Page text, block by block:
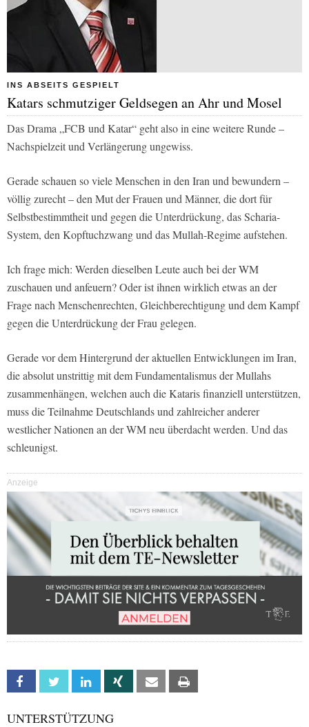
INS ABSEITS GESPIELT
Katars schmutziger Geldsegen an Ahr und Mosel
Das Drama „FCB und Katar“ geht also in eine weitere Runde –
Nachspielzeit und Verlängerung ungewiss.
Gerade schauen so viele Menschen in den Iran und bewundern –
völlig zurecht – den Mut der Frauen und Männer, die dort für
Selbstbestimmtheit und gegen die Unterdrückung, das Scharia-
System, den Kopftuchzwang und das Mullah-Regime aufstehen.
Ich frage mich: Werden dieselben Leute auch bei der WM
zuschauen und anfeuern? Oder ist ihnen wirklich etwas an der
Frage nach Menschenrechten, Gleichberechtigung und dem Kampf
gegen die Unterdrückung der Frau gelegen.
Gerade vor dem Hintergrund der aktuellen Entwicklungen im Iran,
die absolut unstrittig mit dem Fundamentalismus der Mullahs
zusammenhängen, welchen auch die Kataris finanziell unterstützen,
muss die Teilnahme Deutschlands und zahlreicher anderer
westlicher Nationen an der WM neu überdacht werden. Und das
schleunigst.
Anzeige
Facebook Twitter Linkedin Xing Email
UNTERSTÜTZUNG